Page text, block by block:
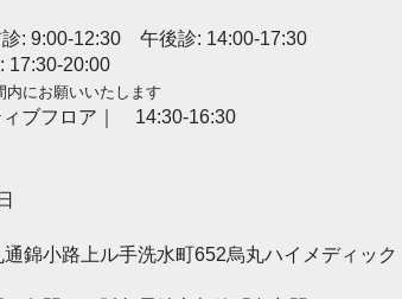
: 9:00-12:30 午後診: 14:00-17:30
17:30-20:00
にお願いいたします
ィブフロア｜ 14:30-16:30
錦小路上ル手洗水町652烏丸ハイメディック